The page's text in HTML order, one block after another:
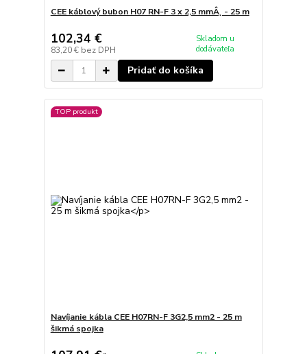
CEE káblový bubon H07 RN-F 3 x 2,5 mmÂ˛ - 25 m
102,34 €
83,20 € bez DPH
Skladom u
dodávateľa
Pridať do košíka
TOP produkt
Navíjanie kábla CEE H07RN-F 3G2,5 mm2 - 25 m
šikmá spojka